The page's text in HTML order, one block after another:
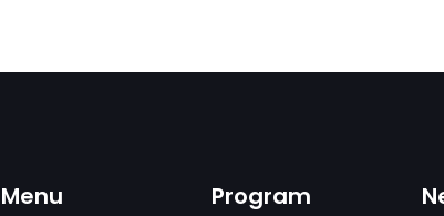
Menu Program